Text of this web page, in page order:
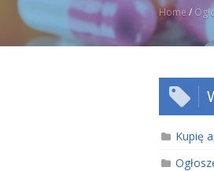
Home /
Kupię